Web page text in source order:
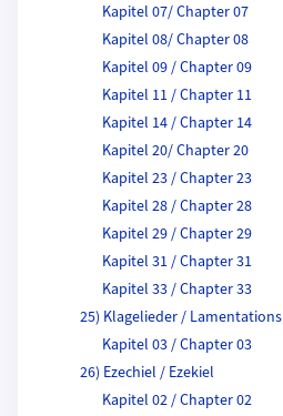
Kapitel 07/ Chapter 07
Kapitel 08/ Chapter 08
Kapitel 09 / Chapter 09
Kapitel 11 / Chapter 11
Kapitel 14 / Chapter 14
Kapitel 20/ Chapter 20
Kapitel 23 / Chapter 23
Kapitel 28 / Chapter 28
Kapitel 29 / Chapter 29
Kapitel 31 / Chapter 31
Kapitel 33 / Chapter 33
25) Klagelieder / Lamentations
Kapitel 03 / Chapter 03
26) Ezechiel / Ezekiel
Kapitel 02 / Chapter 02